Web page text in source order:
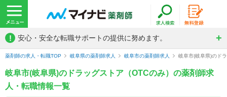
! 安心・安全な転職サポートの提供に努めます。
薬剤師の求人・転職TOP 岐阜県の薬剤師求人 岐阜市の薬剤師求人 岐阜市(岐阜県)のド
岐阜市(岐阜県)のドラッグストア（OTCのみ）の薬剤師求
人・転職情報一覧